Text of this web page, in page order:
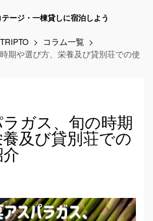
ージ・一棟貸しに宿泊しよう
コラム一覧
期や選び方、栄養及び貸別荘での使
ガス、旬の時期
及び貸別荘での